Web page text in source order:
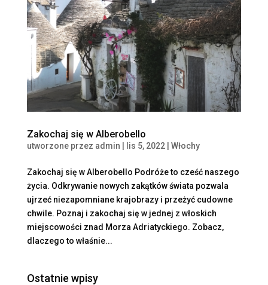
Zakochaj się w Alberobello
utworzone przez admin lis 5, 2022| Włochy
Zakochaj się w Alberobello Podróże to cześć naszego
życia. Odkrywanie nowych zakątków świata pozwala
ujrzeć niezapomniane krajobrazy i przeżyć cudowne
chwile. Poznaj i zakochaj się w jednej z włoskich
miejscowości znad Morza Adriatyckiego. Zobacz,
dlaczego to właśnie...
Ostatnie wpisy